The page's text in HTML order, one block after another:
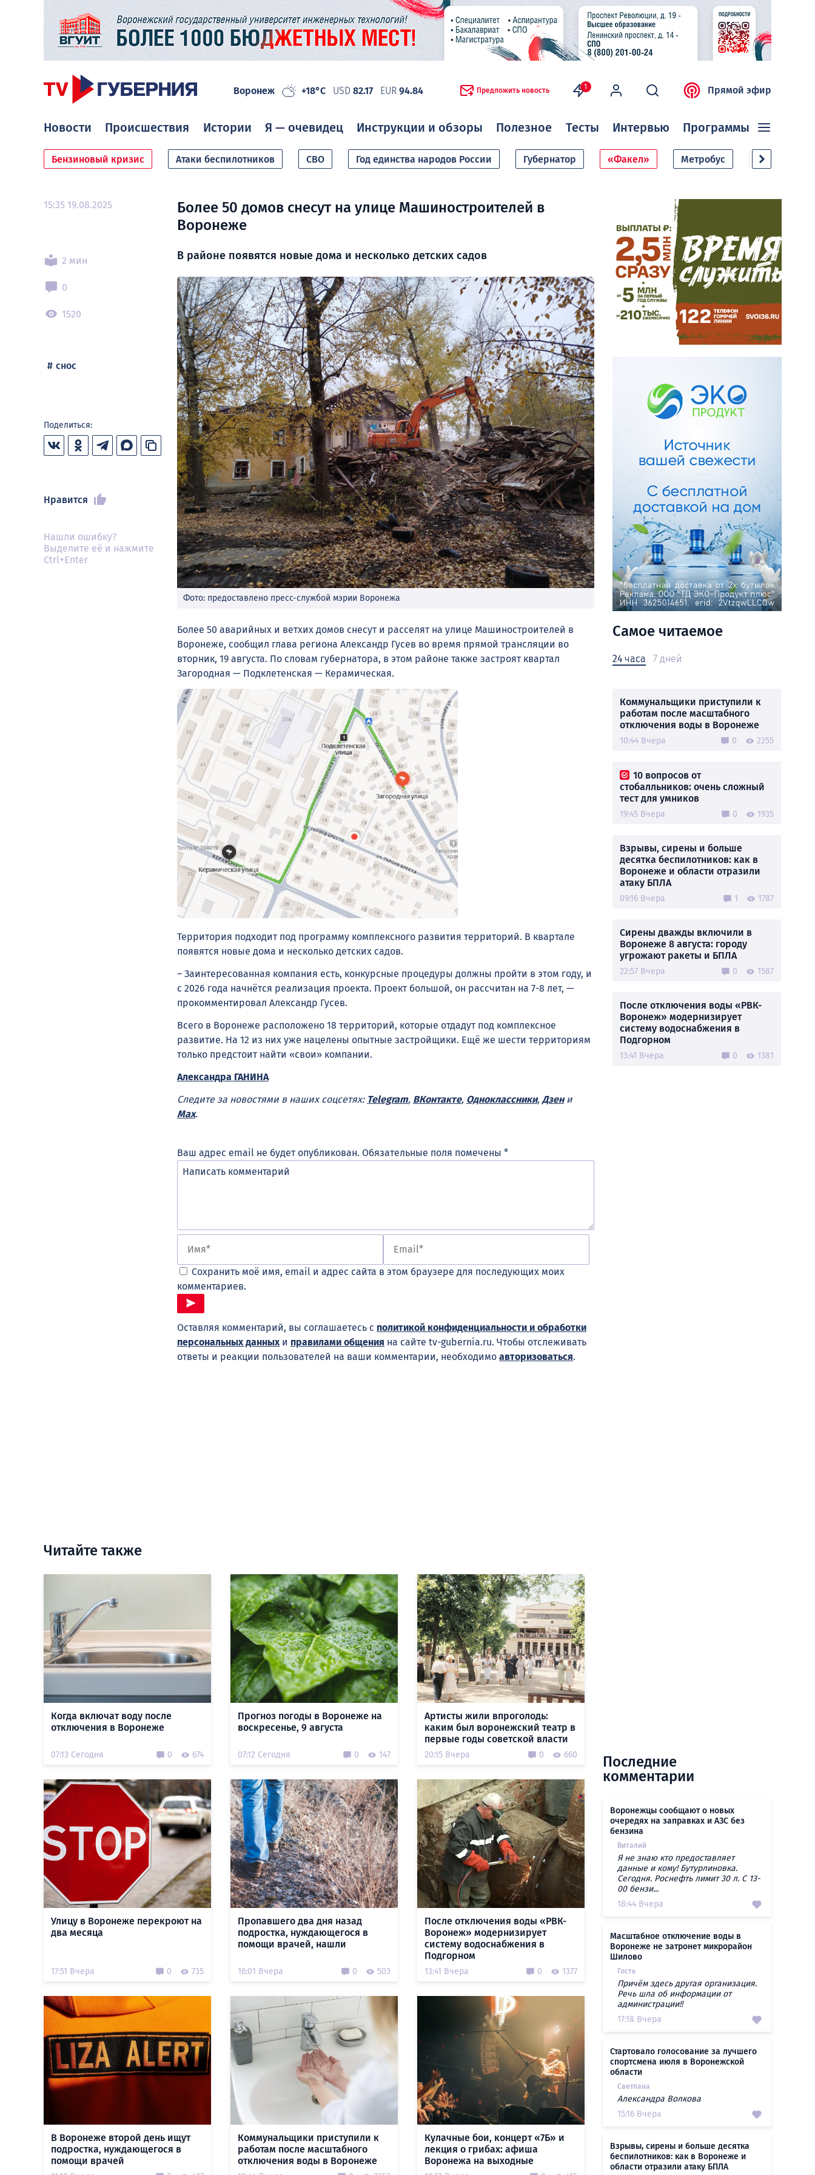
Воронеж +18°C USD 82.17 EUR 94.84 Предложить новость 1 Прямой эфир
Новости Происшествия Истории Я — очевидец Инструкции и обзоры Полезное Тесты Интервью Программы
Бензиновый кризис Атаки беспилотников СВО Год единства народов России Губернатор «Факел» Метробус Дачный
15:35 19.08.2025
2 мин
0
1520
снос
Поделиться:
Нравится
Нашли ошибку?
Выделите её и нажмите
Ctrl+Enter
Более 50 домов снесут на улице Машиностроителей в
Воронеже
В районе появятся новые дома и несколько детских садов
Фото: предоставлено пресс-службой мэрии Воронежа
Более 50 аварийных и ветхих домов снесут и расселят на улице Машиностроителей в
Воронеже, сообщил глава региона Александр Гусев во время прямой трансляции во
вторник, 19 августа. По словам губернатора, в этом районе также застроят квартал
Загородная — Подклетенская — Керамическая.
Территория подходит под программу комплексного развития территорий. В квартале
появятся новые дома и несколько детских садов.
– Заинтересованная компания есть, конкурсные процедуры должны пройти в этом году, и
с 2026 года начнётся реализация проекта. Проект большой, он рассчитан на 7-8 лет, —
прокомментировал Александр Гусев.
Всего в Воронеже расположено 18 территорий, которые отдадут под комплексное
развитие. На 12 из них уже нацелены опытные застройщики. Ещё же шести территориям
только предстоит найти «свои» компании.
Александра ГАНИНА
Следите за новостями в наших соцсетях: Telegram, ВКонтакте, Одноклассники, Дзени
Max.
Ваш адрес email не будет опубликован. Обязательные поля помечены *
Сохранить моё имя, email и адрес сайта в этом браузере для последующих моих
комментариев.
Оставляя комментарий, вы соглашаетесь с политикой конфиденциальности и обработки
персональных данныхи правилами общения на сайте tv-gubernia.ru. Чтобы отслеживать
ответы и реакции пользователей на ваши комментарии, необходимо авторизоваться.
Самое читаемое
24 часа 7 дней
Коммунальщики приступили к
работам после масштабного
отключения воды в Воронеже
10:44 Вчера 0 2255
10 вопросов от
стобалльников: очень сложный
тест для умников
19:45 Вчера 0 1935
Взрывы, сирены и больше
десятка беспилотников: как в
Воронеже и области отразили
атаку БПЛА
09:16 Вчера 1 1787
Сирены дважды включили в
Воронеже 8 августа: городу
угрожают ракеты и БПЛА
22:57 Вчера 0 1587
После отключения воды «РВК-
Воронеж» модернизирует
систему водоснабжения в
Подгорном
13:41 Вчера 0 1381
Читайте также
Когда включат воду после
отключения в Воронеже
07:13 Сегодня 0 674
Прогноз погоды в Воронеже на
воскресенье, 9 августа
07:12 Сегодня 0 147
Артисты жили впроголодь:
каким был воронежский театр в
первые годы советской власти
20:15 Вчера 0 660
Улицу в Воронеже перекроют на
два месяца
17:51 Вчера 0 735
Пропавшего два дня назад
подростка, нуждающегося в
помощи врачей, нашли
16:01 Вчера 0 503
После отключения воды «РВК-
Воронеж» модернизирует
систему водоснабжения в
Подгорном
13:41 Вчера 0 1377
В Воронеже второй день ищут
подростка, нуждающегося в
помощи врачей
Коммунальщики приступили к
работам после масштабного
отключения воды в Воронеже
Кулачные бои, концерт «7Б» и
лекция о грибах: афиша
Воронежа на выходные
Последние
комментарии
Воронежцы сообщают о новых
очередях на заправках и АЗС без
бензина
Виталий
Я не знаю кто предоставляет
данные и кому! Бутурлиновка.
Сегодня. Роснефть лимит 30 л. С 13-
00 бензи...
18:44 Вчера
Масштабное отключение воды в
Воронеже не затронет микрорайон
Шилово
Гость
Причём здесь другая организация.
Речь шла об информации от
администрации!!
17:18 Вчера
Стартовало голосование за лучшего
спортсмена июля в Воронежской
области
Светлана
Александра Волкова
15:16 Вчера
Взрывы, сирены и больше десятка
беспилотников: как в Воронеже и
области отразили атаку БПЛА